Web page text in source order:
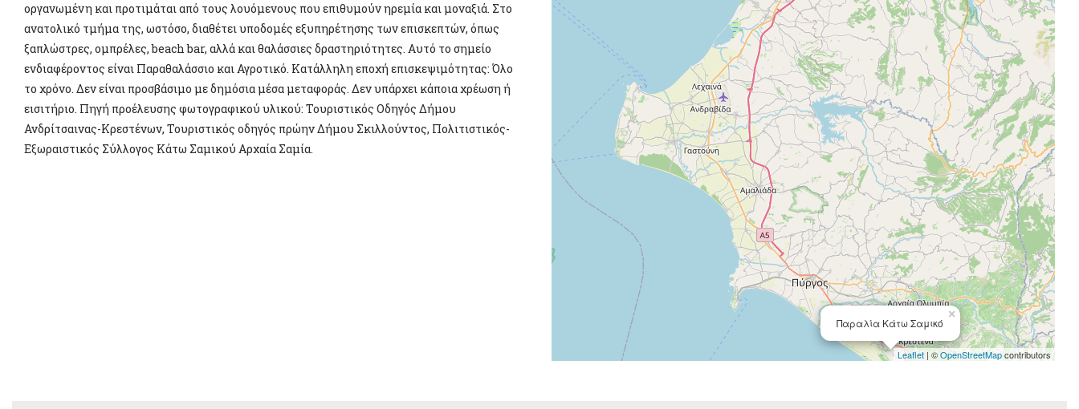
οργανωμένη και προτιμάται από τους λουόμενους που επιθυμούν ηρεμία και μοναξιά. Στο
ανατολικό τμήμα της, ωστόσο, διαθέτει υποδομές εξυπηρέτησης των επισκεπτών, όπως
ξαπλώστρες, ομπρέλες, beach bar, αλλά και θαλάσσιες δραστηριότητες. Αυτό το σημείο
ενδιαφέροντος είναι Παραθαλάσσιο και Αγροτικό. Κατάλληλη εποχή επισκεψιμότητας: Όλο
το χρόνο. Δεν είναι προσβάσιμο με δημόσια μέσα μεταφοράς. Δεν υπάρχει κάποια χρέωση ή
εισιτήριο. Πηγή προέλευσης φωτογραφικού υλικού: Τουριστικός Οδηγός Δήμου
Ανδρίτσαινας-Κρεστένων, Τουριστικός οδηγός πρώην Δήμου Σκιλλούντος, Πολιτιστικός-
Εξωραιστικός Σύλλογος Κάτω Σαμικού Αρχαία Σαμία.
Παραλία Κάτω Σαμικό
×
Leaflet | ©OpenStreetMapcontributors